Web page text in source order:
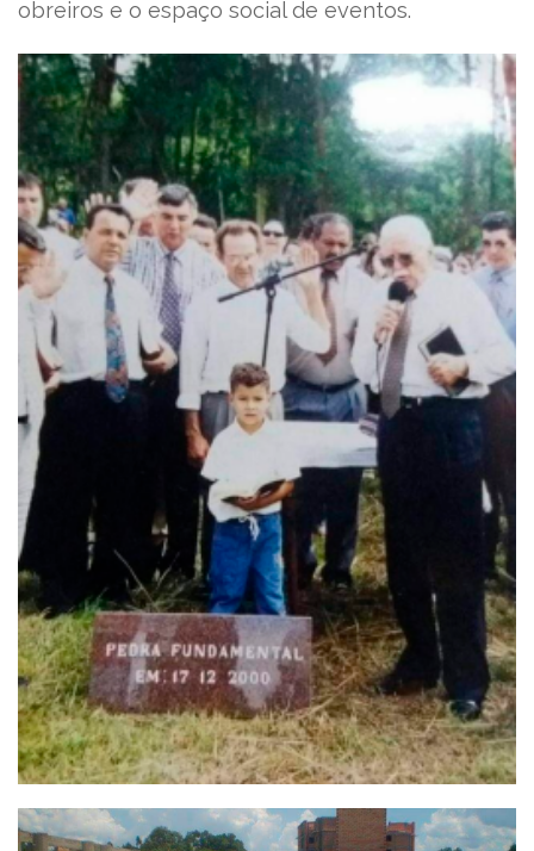
obreiros e o espaço social de eventos.